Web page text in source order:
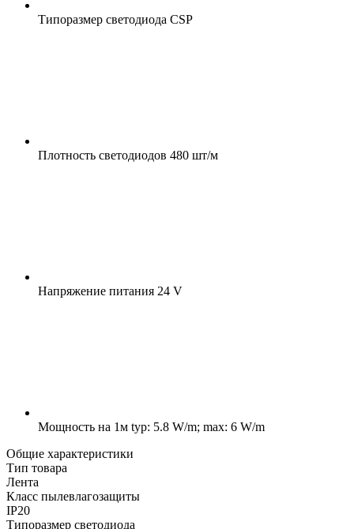
Типоразмер светодиода CSP
Плотность светодиодов 480 шт/м
Напряжение питания 24 V
Мощность на 1м typ: 5.8 W/m; max: 6 W/m
Общие характеристики
Тип товара
Лента
Класс пылевлагозащиты
IP20
Типоразмер светодиода